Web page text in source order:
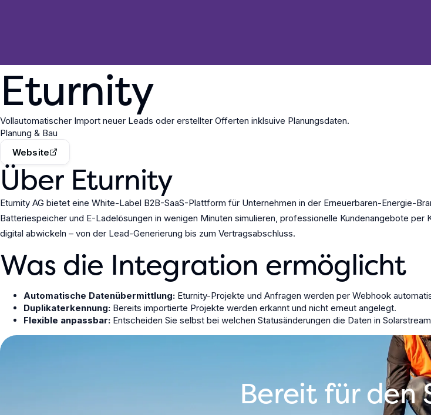
Eturnity
Vollautomatischer Import neuer Leads oder erstellter Offerten inklsuive Planungsdaten.
Planung & Bau
Website
Über Eturnity
Eturnity AG bietet eine White-Label B2B-SaaS-Plattform für Unternehmen in der Erneuerbaren-Energie-
Batteriespeicher und E-Ladelösungen in wenigen Minuten simulieren, professionelle Kundenangebote
digital abwickeln – von der Lead-Generierung bis zum Vertragsabschluss.
Was die Integration ermöglicht
Automatische Datenübermittlung: Eturnity-Projekte und Anfragen werden per Webhook
Duplikaterkennung: Bereits importierte Projekte werden erkannt und nicht erneut angelegt.
Flexible anpassbar: Entscheiden Sie selbst bei welchen Statusänderungen die Daten in
Bereit für den